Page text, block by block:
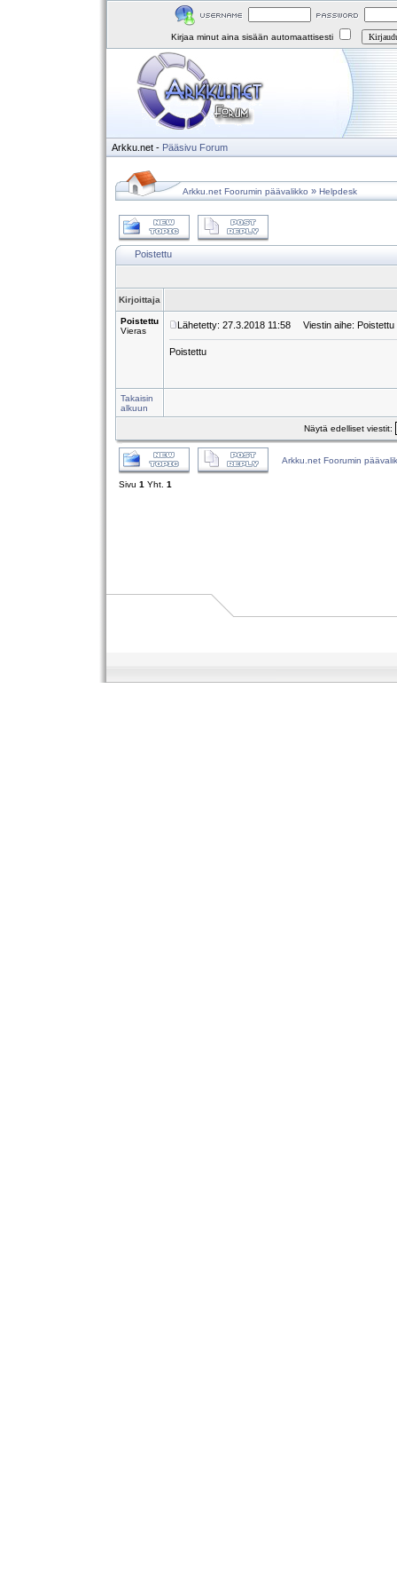
Kirjaa minut aina sisään automaattisesti
Arkku.net - Pääsivu Forum
Arkku.net Foorumin päävalikko » Helpdesk
Poistettu
Kirjoittaja
Poistettu
Vieras
Lähetetty: 27.3.2018 11:58 Viestin aihe: Poistettu
Poistettu
Takaisin
alkuun
Näytä edelliset viestit:
Arkku.net Foorumin
Sivu 1 Yht. 1